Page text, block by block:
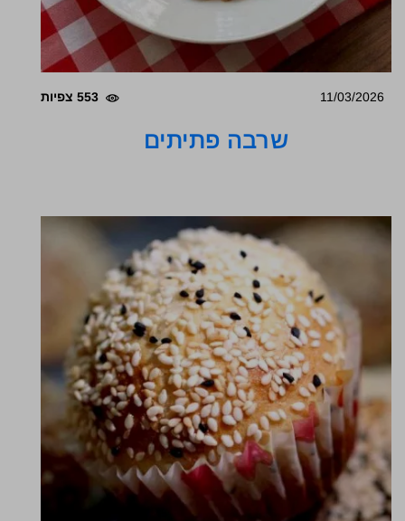
11/03/2026 553 צפיות
שרבה פתיתים